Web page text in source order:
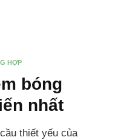
HỢP
bóng
nhất
thiết yếu của